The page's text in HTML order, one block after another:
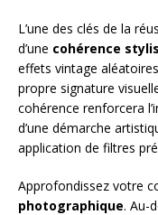
L’une des clés de la
d’une cohérence
effets vintage
propre signature
cohérence renforcera
d’une démarche
application de filtres
Approfondissez votre
photographique. Au-